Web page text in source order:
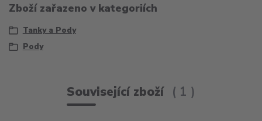
Zboží zařazeno v kategoriích
Tanky a Pody
Pody
Související zboží 1